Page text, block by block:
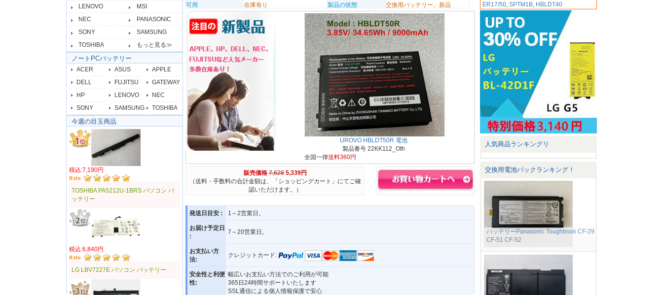
LENOVO
MSI
NEC
PANASONIC
SONY
SAMSUNG
TOSHIBA
もっと見る≫
ノートPCバッテリー
ACER ASUS
APPLE
DELL
FUJITSU
GATEWAY
HP
LENOVO
NEC
SONY
SAMSUNG TOSHIBA
今週の目玉商品
税込:7,190円
TOSHIBA PA5212U-1BRS パソコン バ
ッテリー
税込:6,840円
LG LBV7227E パソコン バッテリー
可用
在庫有り 製品の状態 交換用バッテリー、新品
UROVO HBLDT50R 電池
製品番号 22KK112_Oth
全国一律送料360円
販売価格 7,628 5,339円
（送料・手数料の合計金額は、「ショッピングカート」にてご確
認いただけます。）
発送日目安 : 1～2営業日。
お届け予定日
:
7～20営業日。
お支払い方
法:
クレジットカード:
安全性と利便
性:
幅広いお支払い方法でのご利用が可能
365日24時間サポートいたします
SSL通信による個人情報保護で安心
ER17/50,SPTM1B, HBLDT40
人気商品ランキングリ
交換用電池パックランキング！
バッテリーPanasonic Toughbook CF-29
CF-51 CF-52